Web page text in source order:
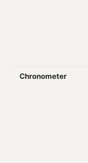
Chronometer